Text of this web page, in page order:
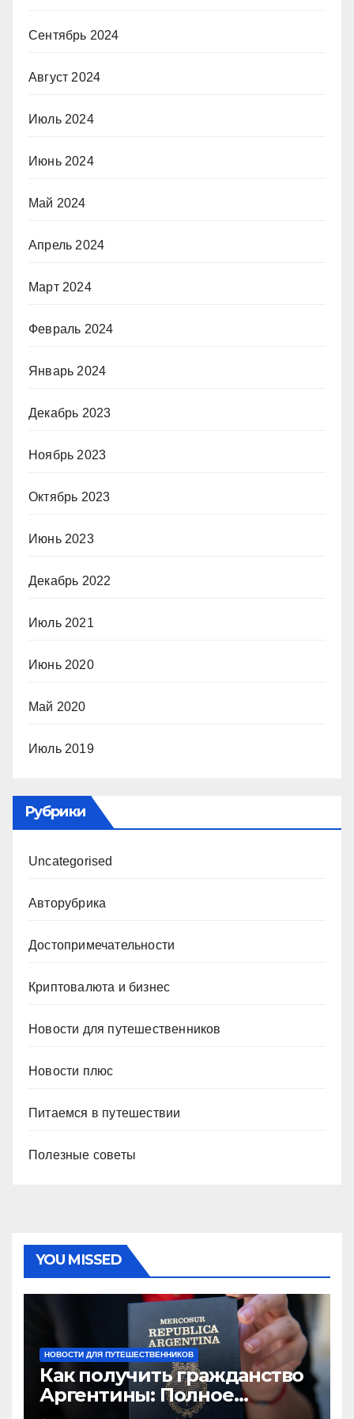
Сентябрь 2024
Август 2024
Июль 2024
Июнь 2024
Май 2024
Апрель 2024
Март 2024
Февраль 2024
Январь 2024
Декабрь 2023
Ноябрь 2023
Октябрь 2023
Июнь 2023
Декабрь 2022
Июль 2021
Июнь 2020
Май 2020
Июль 2019
Рубрики
Uncategorised
Авторубрика
Достопримечательности
Криптовалюта и бизнес
Новости для путешественников
Новости плюс
Питаемся в путешествии
Полезные советы
YOU MISSED
НОВОСТИ ДЛЯ ПУТЕШЕСТВЕННИКОВ
Как получить гражданство
Аргентины: Полное